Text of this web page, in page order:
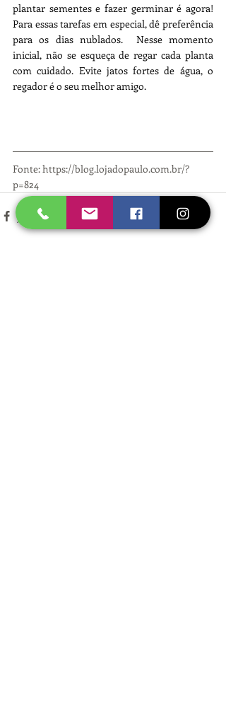
plantar sementes e fazer germinar é agora!
Para essas tarefas em especial, dê preferência
para os dias nublados.  Nesse momento
inicial, não se esqueça de regar cada planta
com cuidado. Evite jatos fortes de água, o
regador é o seu melhor amigo.
Fonte: https://blog.lojadopaulo.com.br/?
p=824